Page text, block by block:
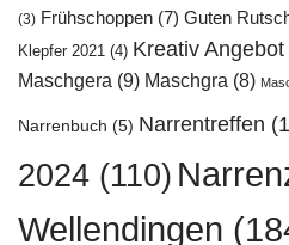
(3) Frühschoppen (7) Guten
Klepfer 2021 (4) Kreativ Angebot
Maschgera (9) Maschgra (8)
Narrenbuch (5) Narrentreffen
2024 (110)
Wellendingen